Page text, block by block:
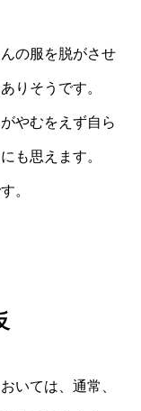
の服を脱がさせ
りそうです。
やむをえず自ら
も思えます。
。
いては、通常、